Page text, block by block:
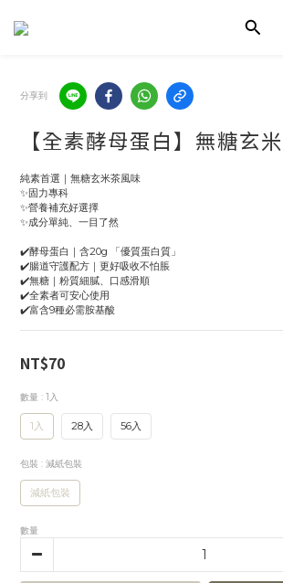
分享到
【全素酵母蛋白】無糖玄
純素首選｜無糖玄米茶風味
✨固力專科
✨營養補充好選擇
✨成分單純、一目了然
✔️酵母蛋白｜含20g 「優質蛋白質」
✔️腸道守護配方｜更好吸收不怕脹
✔️無糖｜粉質細膩、口感滑順
✔️全素者可安心使用
✔️富含9種必需胺基酸
NT$70
數量 : 1入
1入 28入 56入
包裝 : 減紙包裝
減紙包裝
數量